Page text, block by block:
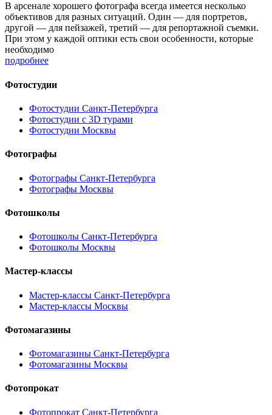
В арсенале хорошего фотографа всегда имеется несколько
объективов для разных ситуаций. Один — для портретов,
другой — для пейзажей, третий — для репортажной съемки.
При этом у каждой оптики есть свои особенности, которые
необходимо
подробнее
Фотостудии
Фотостудии Санкт-Петербурга
Фотостудии с 3D турами
Фотостудии Москвы
Фотографы
Фотографы Санкт-Петербурга
Фотографы Москвы
Фотошколы
Фотошколы Санкт-Петербурга
Фотошколы Москвы
Мастер-классы
Мастер-классы Санкт-Петербурга
Мастер-классы Москвы
Фотомагазины
Фотомагазины Санкт-Петербурга
Фотомагазины Москвы
Фотопрокат
Фотопрокат Санкт-Петербурга